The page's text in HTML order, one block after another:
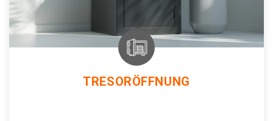
TRESORÖFFNUNG